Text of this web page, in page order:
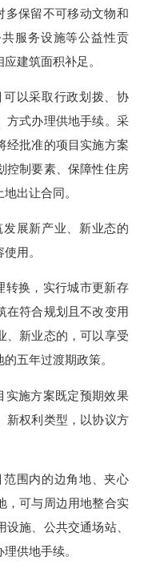
多保留不可移动文物和
服务设施等公益性贡
建筑面积补足。
以采取行政划拨、协
方式办理供地手续。采
经批准的项目实施方案
控制要素、保障性住房
出让合同。
展新产业、新业态的
用。
转换，实行城市更新存
在符合规划且不改变用
、新业态的，可以享受
五年过渡期政策。
实施方案既定预期效果
新权利类型，以协议方
围内的边角地、夹心
，可与周边用地整合实
施、公共交通场站、
供地手续。